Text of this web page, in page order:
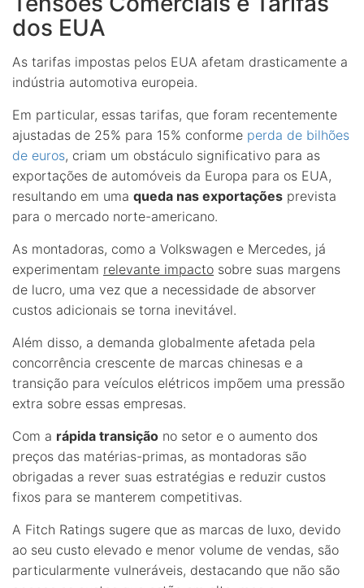
dos EUA
As tarifas impostas pelos EUA afetam drasticamente a
indústria automotiva europeia.
Em particular, essas tarifas, que foram recentemente
ajustadas de 25% para 15% conforme perda de bilhões
de euros, criam um obstáculo significativo para as
exportações de automóveis da Europa para os EUA,
resultando em uma queda nas exportações prevista
para o mercado norte-americano.
As montadoras, como a Volkswagen e Mercedes, já
experimentam relevante impacto sobre suas margens
de lucro, uma vez que a necessidade de absorver
custos adicionais se torna inevitável.
Além disso, a demanda globalmente afetada pela
concorrência crescente de marcas chinesas e a
transição para veículos elétricos impõem uma pressão
extra sobre essas empresas.
Com a rápida transição no setor e o aumento dos
preços das matérias-primas, as montadoras são
obrigadas a rever suas estratégias e reduzir custos
fixos para se manterem competitivas.
A Fitch Ratings sugere que as marcas de luxo, devido
ao seu custo elevado e menor volume de vendas, são
particularmente vulneráveis, destacando que não são